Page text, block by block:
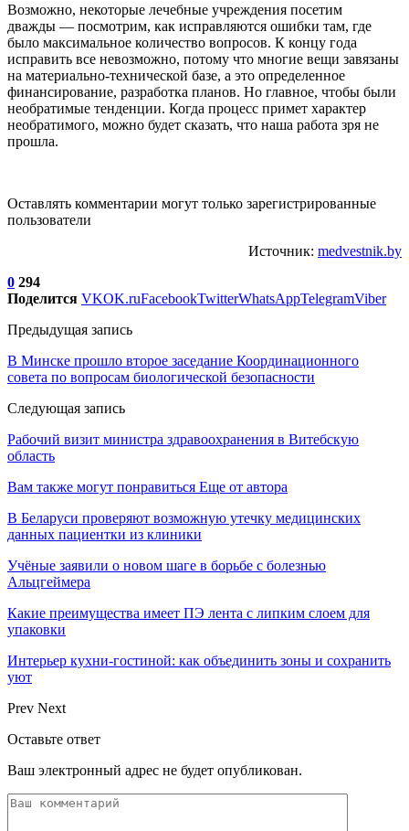
Возможно, некоторые лечебные учреждения посетим
дважды — посмотрим, как исправляются ошибки там, где
было максимальное количество вопросов. К концу года
исправить все невозможно, потому что многие вещи завязаны
на материально-технической базе, а это определенное
финансирование, разработка планов. Но главное, чтобы были
необратимые тенденции. Когда процесс примет характер
необратимого, можно будет сказать, что наша работа зря не
прошла.
Оставлять комментарии могут только зарегистрированные
пользователи
Источник: medvestnik.by
0 294
Поделится VKOK.ruFacebookTwitterWhatsAppTelegramViber
Предыдущая запись
В Минске прошло второе заседание Координационного
совета по вопросам биологической безопасности
Следующая запись
Рабочий визит министра здравоохранения в Витебскую
область
Вам также могут понравиться Еще от автора
В Беларуси проверяют возможную утечку медицинских
данных пациентки из клиники
Учёные заявили о новом шаге в борьбе с болезнью
Альцгеймера
Какие преимущества имеет ПЭ лента с липким слоем для
упаковки
Интерьер кухни-гостиной: как объединить зоны и сохранить
уют
Prev Next
Оставьте ответ
Ваш электронный адрес не будет опубликован.